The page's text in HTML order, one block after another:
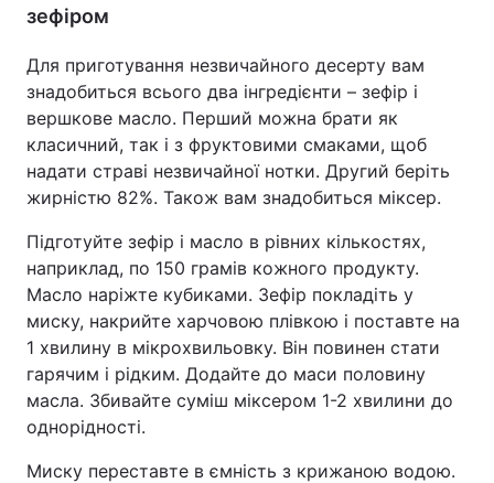
зефіром
Для приготування незвичайного десерту вам
знадобиться всього два інгредієнти – зефір і
вершкове масло. Перший можна брати як
класичний, так і з фруктовими смаками, щоб
надати страві незвичайної нотки. Другий беріть
жирністю 82%. Також вам знадобиться міксер.
Підготуйте зефір і масло в рівних кількостях,
наприклад, по 150 грамів кожного продукту.
Масло наріжте кубиками. Зефір покладіть у
миску, накрийте харчовою плівкою і поставте на
1 хвилину в мікрохвильовку. Він повинен стати
гарячим і рідким. Додайте до маси половину
масла. Збивайте суміш міксером 1-2 хвилини до
однорідності.
Миску переставте в ємність з крижаною водою.